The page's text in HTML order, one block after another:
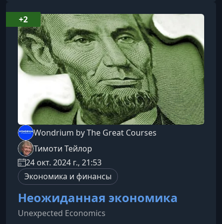
уверенно управлять личными финансами —
независимо от уровня подготовки. Вы
получите практические знания, необходимые
в реальной жизни, и смо
Wondrium by The Great Courses
Тимоти Тейлор
24 окт. 2024 г., 21:53
Экономика и финансы
Неожиданная экономика
Unexpected Economics
+2